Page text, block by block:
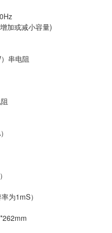
加或减小容量)
串电阻
为1mS）